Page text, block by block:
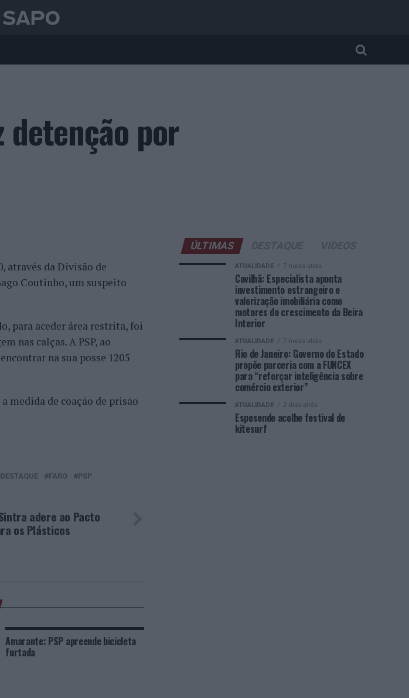
detenção por
através da Divisão de
Coutinho, um suspeito
para aceder área restrita, foi
nas calças. A PSP, ao
na sua posse 1205
medida de coação de prisão
DESTAQUE FARO PSP
adere ao Pacto
os Plásticos
Amarante: PSP apreende bicicleta
furtada
ÚLTIMAS
ATUALIDADE 7 horas atrás
Covilhã: Especialista aponta
investimento estrangeiro e
valorização imobiliária como
motores do crescimento da Beira
Interior
ATUALIDADE 7 horas atrás
Rio de Janeiro: Governo do Estado
propõe parceria com a FUNCEX
para “reforçar inteligência sobre
comércio exterior”
ATUALIDADE 2 dias atrás
Esposende acolhe festival de
kitesurf